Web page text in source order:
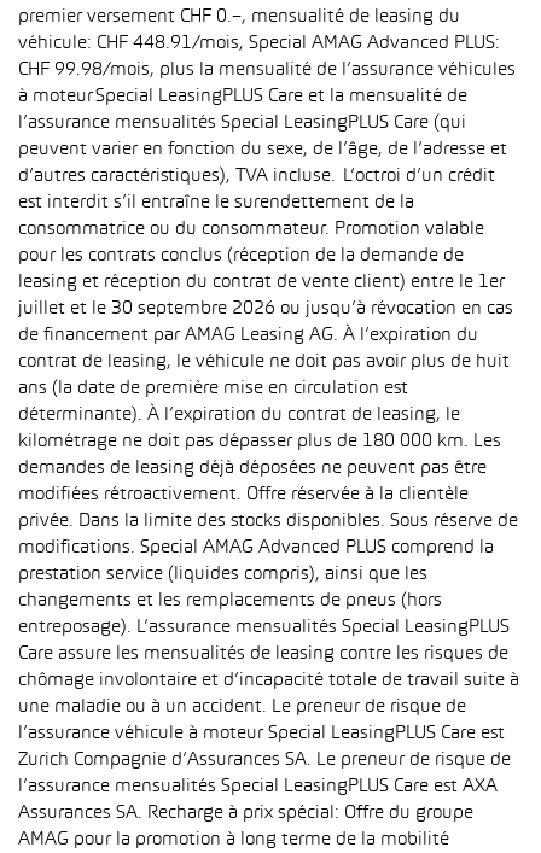
premier versement CHF 0.–, mensualité de leasing du
véhicule: CHF 448.91/mois, Special AMAG Advanced PLUS:
CHF 99.98/mois, plus la mensualité de l’assurance véhicules
à moteur Special LeasingPLUS Care et la mensualité de
l’assurance mensualités Special LeasingPLUS Care (qui
peuvent varier en fonction du sexe, de l’âge, de l’adresse et
d’autres caractéristiques), TVA incluse. L’octroi d’un crédit
est interdit s’il entraîne le surendettement de la
consommatrice ou du consommateur. Promotion valable
pour les contrats conclus (réception de la demande de
leasing et réception du contrat de vente client) entre le 1er
juillet et le 30 septembre 2026 ou jusqu’à révocation en cas
de financement par AMAG Leasing AG. À l’expiration du
contrat de leasing, le véhicule ne doit pas avoir plus de huit
ans (la date de première mise en circulation est
déterminante). À l’expiration du contrat de leasing, le
kilométrage ne doit pas dépasser plus de 180 000 km. Les
demandes de leasing déjà déposées ne peuvent pas être
modifiées rétroactivement. Offre réservée à la clientèle
privée. Dans la limite des stocks disponibles. Sous réserve de
modifications. Special AMAG Advanced PLUS comprend la
prestation service (liquides compris), ainsi que les
changements et les remplacements de pneus (hors
entreposage). L’assurance mensualités Special LeasingPLUS
Care assure les mensualités de leasing contre les risques de
chômage involontaire et d’incapacité totale de travail suite à
une maladie ou à un accident. Le preneur de risque de
l’assurance véhicule à moteur Special LeasingPLUS Care est
Zurich Compagnie d’Assurances SA. Le preneur de risque de
l’assurance mensualités Special LeasingPLUS Care est AXA
Assurances SA. Recharge à prix spécial: Offre du groupe
AMAG pour la promotion à long terme de la mobilité